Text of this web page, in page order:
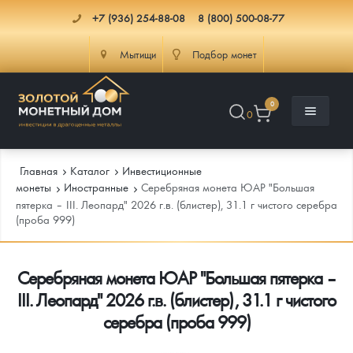
+7 (936) 254-88-08 8 (800) 500-08-77
Мытищи Подбор монет
0
0
Каталог
Инвестиционные монеты
Монеты Россия и СССР
Памятные и старинные монеты
Как сделать заказ
Подлинность монет
Доставка
Главная Каталог
Инвестиционные
монеты
Иностранные
Серебряная монета ЮАР "Большая
пятерка – III. Леопард" 2026 г.в. (блистер), 31.1 г чистого серебра
(проба 999)
Серебряная монета ЮАР "Большая пятерка –
III. Леопард" 2026 г.в. (блистер), 31.1 г чистого
серебра (проба 999)